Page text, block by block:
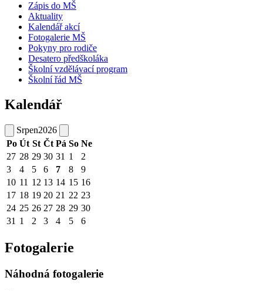
Zápis do MŠ
Aktuality
Kalendář akcí
Fotogalerie MŠ
Pokyny pro rodiče
Desatero předškoláka
Školní vzdělávací program
Školní řád MŠ
Kalendář
Srpen2026
Po Út St Čt Pá So Ne
27 28 29 30 31 1
2
3
4 5 6 7 8
9
10 11 12 13 14 15 16
17 18 19 20 21 22 23
24 25 26 27 28 29 30
31 1 2 3 4 5 6
Fotogalerie
Náhodná fotogalerie